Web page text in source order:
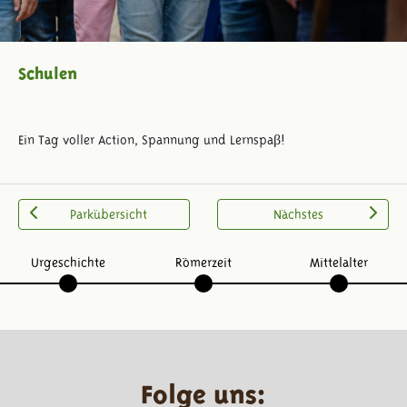
Schulen
Ein Tag voller Action, Spannung und Lernspaβ!
Parkübersicht Nächstes
Urgeschichte Römerzeit Mittelalter
Folge uns: